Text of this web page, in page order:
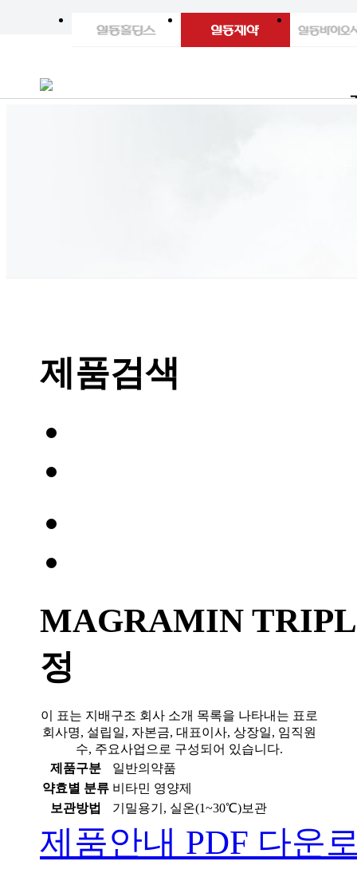
제품검색
MAGRAMIN
정
이 표는 지배구조 회사 소개 목록을 나타내는 표로
회사명, 설립일, 자본금, 대표이사, 상장일, 임직원
수, 주요사업으로 구성되어 있습니다.
제품구분
일반의약품
약효별 분류 비타민 영양제
보관방법
기밀용기, 실온(1~30℃)보관
제품안내 PDF 다운